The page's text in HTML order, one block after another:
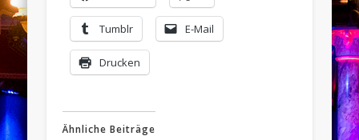
Tumblr E-Mail
Drucken
Ähnliche Beiträge